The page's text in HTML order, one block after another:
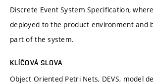
Discrete Event System Specification,
deployed to the product environment and
part of the system.
KLÍČOVÁ SLOVA
Object Oriented Petri Nets, DEVS, model